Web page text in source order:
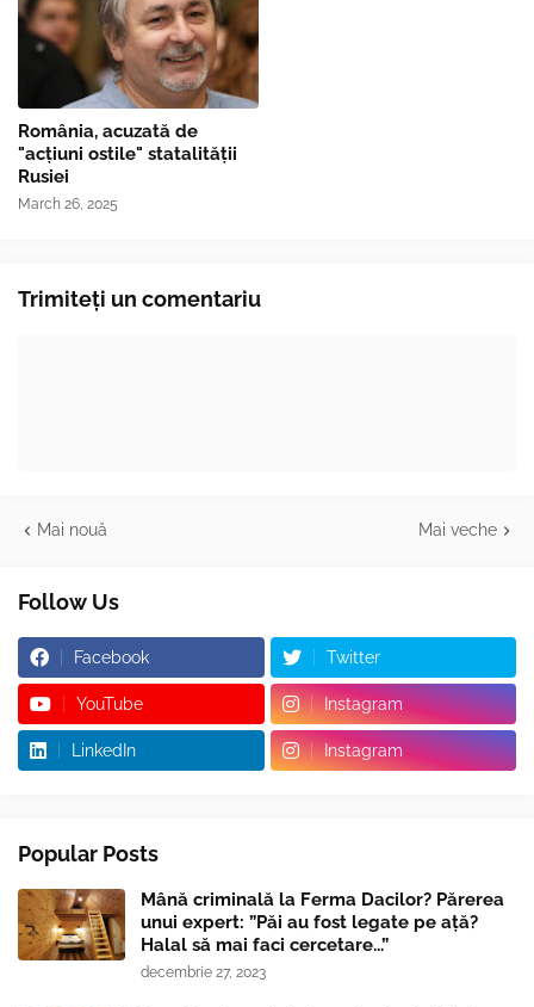
România, acuzată de
"acțiuni ostile" statalității
Rusiei
March 26, 2025
Trimiteți un comentariu
Mai nouă Mai veche
Follow Us
Facebook Twitter
YouTube Instagram
LinkedIn Instagram
Popular Posts
Mână criminală la Ferma Dacilor? Părerea
unui expert: ”Păi au fost legate pe ață?
Halal să mai faci cercetare...”
decembrie 27, 2023